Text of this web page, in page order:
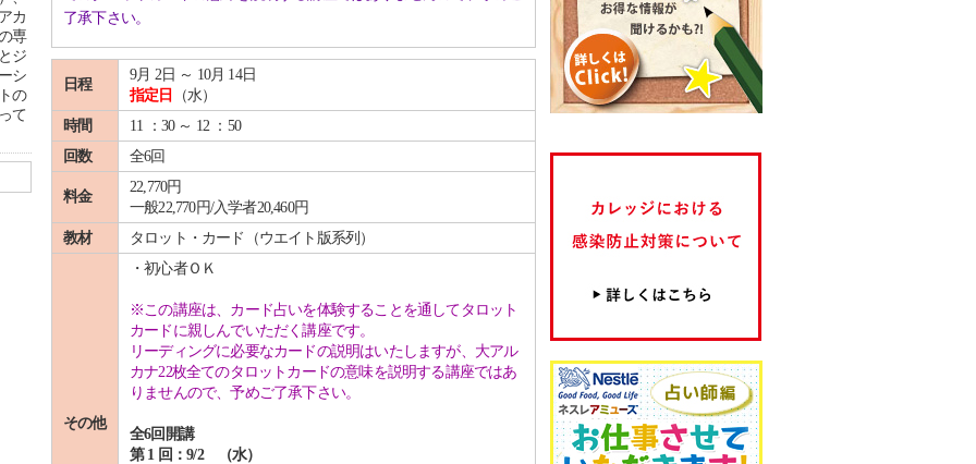
カ
専
ジ
シ
の
て
了承下さい。
日程
9月 2日 ～ 10月 14日
指定日
（水）
時間
11 ：30 ～ 12 ：50
回数
全6回
料金
22,770円
一般22,770円/入学者20,460円
教材
タロット・カード（ウエイト版系列）
その他
・初心者ＯＫ
※この講座は、カード占いを体験することを通してタロット
カードに親しんでいただく講座です。
リーディングに必要なカードの説明はいたしますが、大アル
カナ22枚全てのタロットカードの意味を説明する講座ではあ
りませんので、予めご了承下さい。
全6回開講
第 1 回：9/2 （水）